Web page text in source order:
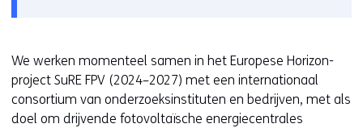
n
e
r
k
e
u
op
deze
website
worden
We werken momenteel samen in het Europese Horizon-
project SuRE FPV (2024–2027) met een internationaal
consortium van onderzoeksinstituten en bedrijven, met als
doel om drijvende fotovoltaïsche energiecentrales